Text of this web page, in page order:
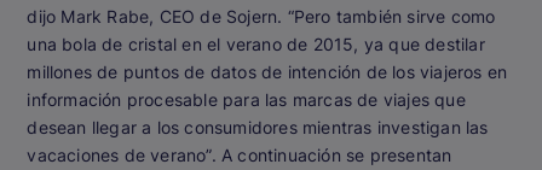
dijo Mark Rabe, CEO de Sojern. “Pero también sirve como
una bola de cristal en el verano de 2015, ya que destilar
millones de puntos de datos de intención de los viajeros en
información procesable para las marcas de viajes que
desean llegar a los consumidores mientras investigan las
vacaciones de verano”. A continuación se presentan